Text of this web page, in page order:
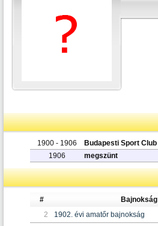
1900 - 1906
Budapesti Sport Club
1906
megszünt
# Bajnokság
2
1902. évi amatőr bajnokság